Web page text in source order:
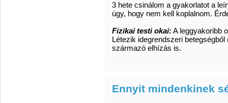
3 hete csinálom a gyakorlatot a
úgy, hogy nem kell koplalnom.
Fizikai testi okai:A leggyakoribb
Létezik idegrendszeri
származó elhízás is.
Ennyit mindenkinek